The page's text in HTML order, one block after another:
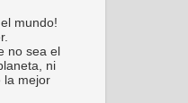
mundo!
no sea el
ni
la mejor